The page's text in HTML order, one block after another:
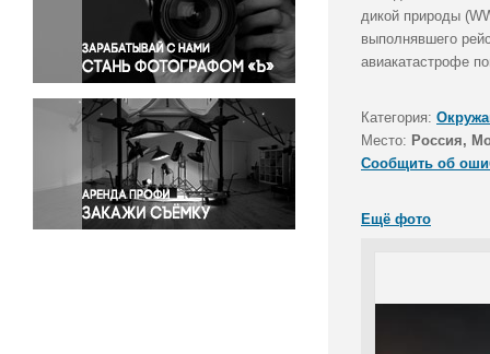
Правосудие
Происшествия и конфликты
Религия
Светская жизнь
Спорт
Экология
Экономика и бизнес
дикой природы
выполнявшего
авиакатастрофе
Категория:
Место: Россия,
Сообщить об
Ещё фото